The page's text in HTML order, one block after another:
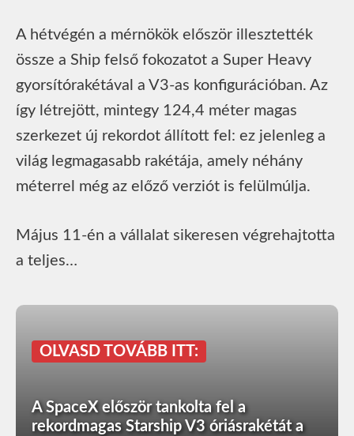
A hétvégén a mérnökök először illesztették
össze a Ship felső fokozatot a Super Heavy
gyorsítórakétával a V3-as konfigurációban. Az
így létrejött, mintegy 124,4 méter magas
szerkezet új rekordot állított fel: ez jelenleg a
világ legmagasabb rakétája, amely néhány
méterrel még az előző verziót is felülmúlja.
Május 11-én a vállalat sikeresen végrehajtotta
a teljes…
OLVASD TOVÁBB ITT:
A SpaceX először tankolta fel a
rekordmagas Starship V3 óriásrakétát a